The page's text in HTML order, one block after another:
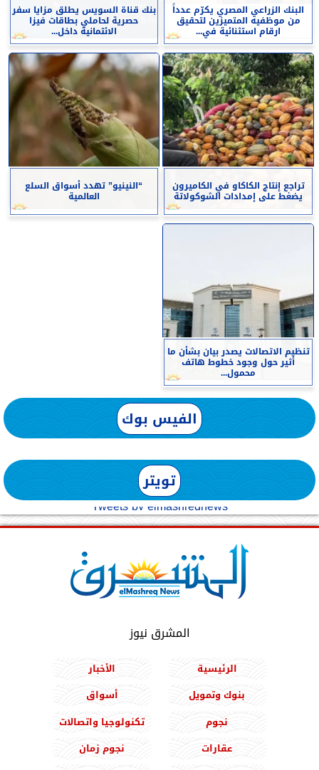
البنك الزراعي المصري يكرّم عدداً
من موظفيه المتميزين لتحقيق
ارقام استثنائية في...
بنك قناة السويس يطلق مزايا سفر
حصرية لحاملي بطاقات فيزا
الائتمانية داخل...
تراجع إنتاج الكاكاو في الكاميرون
يضغط على إمدادات الشوكولاتة
“النينيو” تهدد أسواق السلع
العالمية
تنظيم الاتصالات يصدر بيان بشأن ما
أثير حول وجود خطوط هاتف
محمول...
الفيس بوك
تويتر
Tweets by elmashreqnews
المشرق نيوز
الرئيسية
الأخبار
بنوك وتمويل
أسواق
نجوم
تكنولوجيا واتصالات
عقارات
نجوم زمان